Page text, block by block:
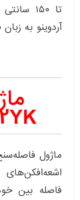
تا ۱۵۰
آردوینو به
فاصله بین